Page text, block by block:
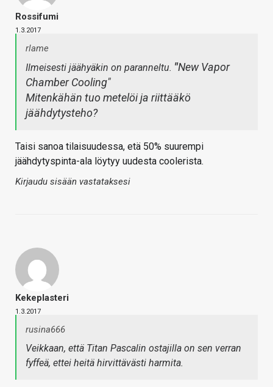
Rossifumi
1.3.2017
rlame
Ilmeisesti jäähyäkin on paranneltu. "New Vapor
Chamber Cooling"
Mitenkähän tuo metelöi ja riittääkö
jäähdytysteho?
Taisi sanoa tilaisuudessa, etä 50% suurempi
jäähdytyspinta-ala löytyy uudesta coolerista.
Kirjaudu sisään vastataksesi
Kekeplasteri
1.3.2017
rusina666
Veikkaan, että Titan Pascalin ostajilla on sen verran
fyffeä, ettei heitä hirvittävästi harmita.